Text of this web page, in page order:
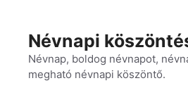
tartalombaNévnapi
Névnap, boldog névnapot,
megható névnapi köszöntő.